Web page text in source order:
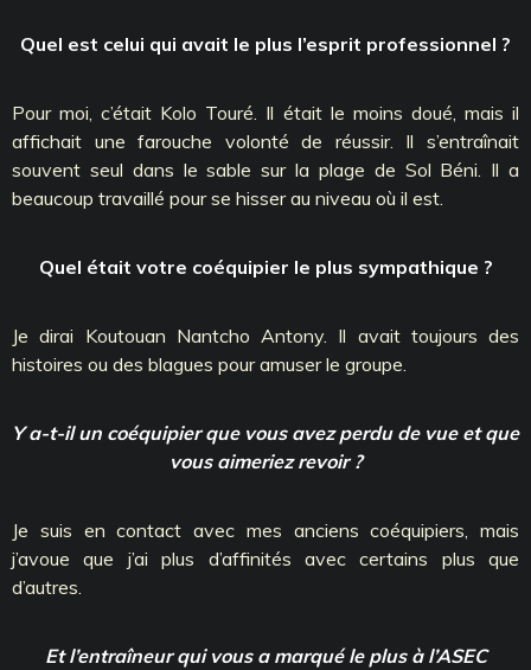
Quel est celui qui avait le plus l’esprit professionnel ?
Pour moi, c’était Kolo Touré. Il était le moins doué, mais il
affichait une farouche volonté de réussir. Il s’entraînait
souvent seul dans le sable sur la plage de Sol Béni. Il a
beaucoup travaillé pour se hisser au niveau où il est.
Quel était votre coéquipier le plus sympathique ?
Je dirai Koutouan Nantcho Antony. Il avait toujours des
histoires ou des blagues pour amuser le groupe.
Y a-t-il un coéquipier que vous avez perdu de vue et que
vous aimeriez revoir ?
Je suis en contact avec mes anciens coéquipiers, mais
j’avoue que j’ai plus d’affinités avec certains plus que
d’autres.
Et l’entraîneur qui vous a marqué le plus à l’ASEC